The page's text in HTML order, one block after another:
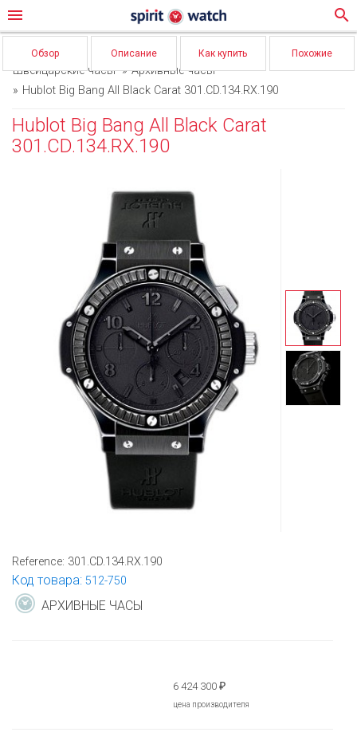
menu search
Обзор Описание Как купить Похожие
Швейцарские часы
Архивные часы
Hublot Big Bang All Black Carat 301.CD.134.RX.190
Hublot Big Bang All Black Carat
301.CD.134.RX.190
Reference: 301.CD.134.RX.190
Код товара: 512-750
АРХИВНЫЕ ЧАСЫ
6 424 300 ₽
цена производителя